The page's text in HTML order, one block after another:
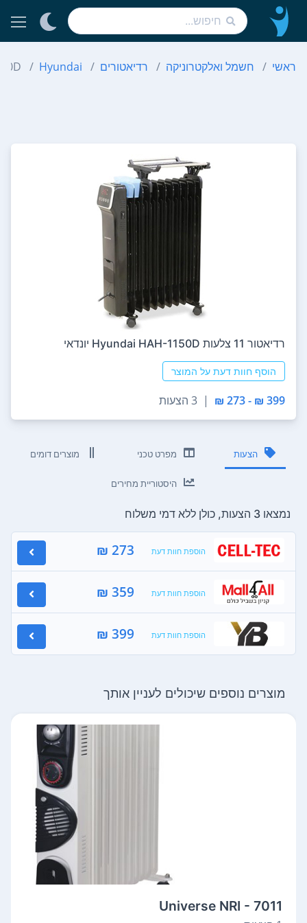
ראשי חשמל ואלקטרוניקה רדיאטורים Hyundai
רדיאטור ‏11 ‏צלעות Hyundai HAH-1150D יונדאי
הוסף חוות דעת על המוצר
399 ₪ - 273 ₪
| 3 הצעות
הצעות מפרט טכני מוצרים דומים
היסטוריית מחירים
נמצאו 3 הצעות, כולן ללא דמי משלוח
הוספת חוות דעת 273 ₪
הוספת חוות דעת 359 ₪
הוספת חוות דעת 399 ₪
מוצרים נוספים שיכולים לעניין אותך
Universe NRI - 7011